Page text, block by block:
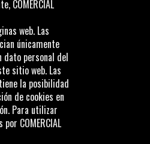
COMERCIAL
web. Las
únicamente
dato personal del
sitio web. Las
la posibilidad
de cookies en
Para utilizar
por COMERCIAL